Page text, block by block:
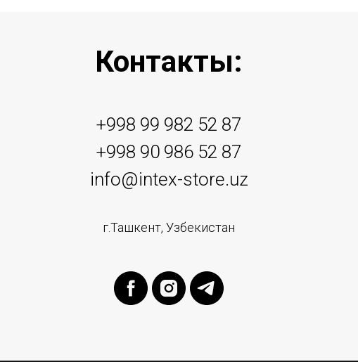
Контакты:
+998 99 982 52 87
+998 90 986 52 87
info@intex-store.uz
г.Ташкент, Узбекистан